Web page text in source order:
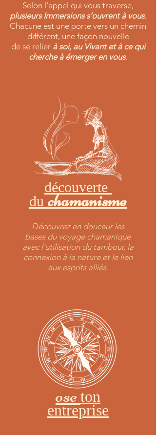
Selon l’appel qui vous traverse,
plusieurs Immersions s’ouvrent à vous.
Chacune est une porte vers un chemin
différent, une façon nouvelle
de se relier à soi, au Vivant et à ce qui
cherche à émerger en vous.
découverte
du chamanisme
Découvrez en douceur les
bases du voyage chamanique
avec l'utilisation du tambour, la
connexion à la nature et le lien
aux esprits alliés.
oseton
entreprise